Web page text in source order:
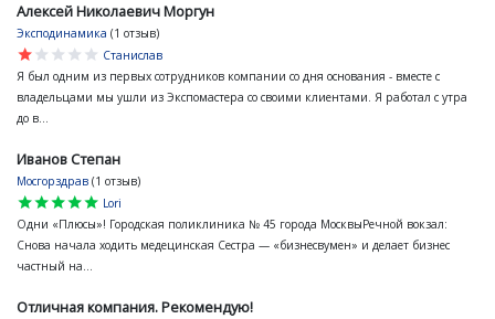
Алексей Николаевич Моргун
Эксподинамика (1 отзыв)
star
star
star
star
star
Станислав
Я был одним из первых сотрудников компании со дня основания - вместе с
владельцами мы ушли из Экспомастера со своими клиентами. Я работал с утра
до в...
Иванов Степан
Мосгорздрав (1 отзыв)
star
star
star
star
star
Lori
Одни «Плюсы»! Городская поликлиника № 45 города МосквыРечной вокзал:
Снова начала ходить медецинская Сестра — «бизнесвумен» и делает бизнес
частный на...
Отличная компания. Рекомендую!